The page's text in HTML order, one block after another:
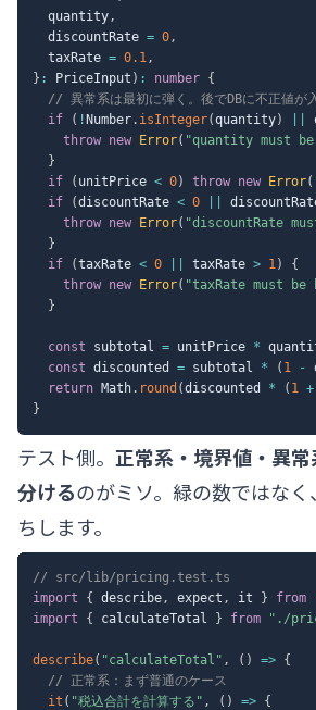
  quantity
,
  discountRate
= 0,
  taxRate
= 0.1,
} : PriceInput ) : number {
// 異常系は最初に弾く。後でDBに不正値が
if
( ! Number. isInteger(quantity)
throw new Error( "quantity must
}
if
( unitPrice < 0) throw new Error(
if
(discountRate < 0
throw new Error( "discountRate
}
if
(taxRate < 0 taxRate > 1)
{
throw new Error( "taxRate must be
}
const subtotal = unitPrice *
const discounted = subtotal * ( 1 -
return Math. round (discounted * ( 1 +
}
テスト側。 正常系・境界値・異
分けるのがミソ。緑の数ではな
ちします。
// src/lib/pricing.test.ts
import
{ describe, expect , it } from
import
{ calculateTotal } from "./
describe( "calculateTotal" , ( ) => {
// 正常系：まず普通のケース
it ( "税込合計を計算する" , ( ) => {